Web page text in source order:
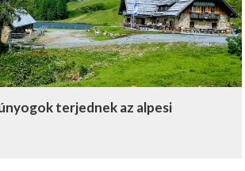
terjednek az alpesi